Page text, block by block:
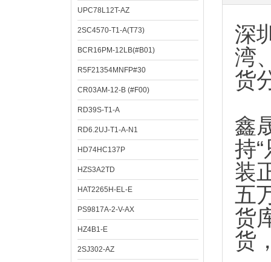
UPC78L12T-AZ
2SC4570-T1-A(T73)
BCR16PM-12LB(#B01)
R5F21354MNFP#30
CR03AM-12-B (#F00)
RD39S-T1-A
RD6.2UJ-T1-A-N1
HD74HC137P
HZS3A2TD
HAT2265H-EL-E
PS9817A-2-V-AX
HZ4B1-E
2SJ302-AZ
深
湾
货
鑫
持
装
五
货
货